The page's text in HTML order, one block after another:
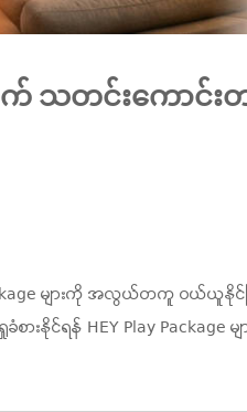
သတင်းကောင်းတ
များကို အလွယ်တကူ ဝယ်ယူနိုင်ပ
ခံစားနိုင်ရန် HEY Play